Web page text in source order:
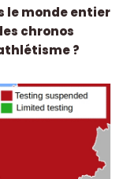
le monde entier
chronos
?